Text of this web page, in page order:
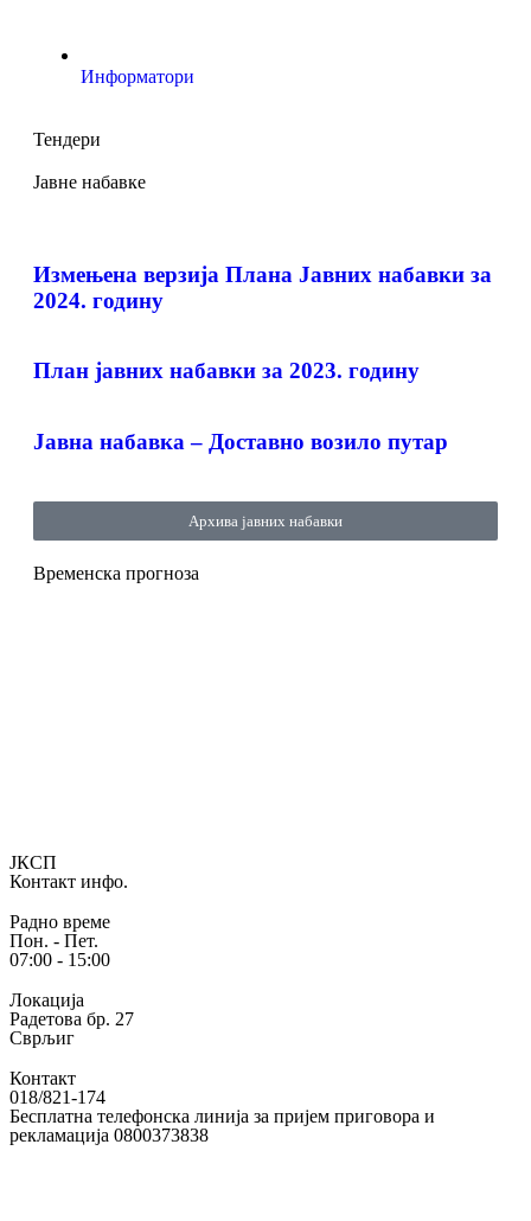
Информатори
Тендери
Јавне набавке
Измењенa верзијa Плана Јавних набавки за
2024. годину
План јавних набавки за 2023. годину
Јавна набавка – Доставно возило путар
Архива јавних набавки
Временска прогноза
ЈКСП
Контакт инфо.
Радно време
Пон. - Пет.
07:00 - 15:00
Локација
Радетова бр. 27
Сврљиг
Контакт
018/821-174
Бесплатна телефонска линија за пријем приговора и
рекламација 0800373838